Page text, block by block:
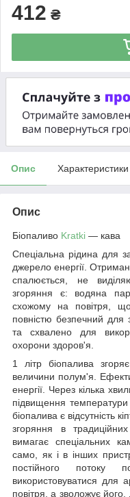
412 ₴
Опис Характеристики
Опис
Біопаливо Kratki — кава
Спеціальна рідина для
джерело енергії.
спалюється, не
згоряння є: водяна
схожому на повітря,
повністю безпечний
та схвалено для
охорони здоров'я.
1 літр біопалива
величини полум'я.
енергії. Через кілька
підвищення
біопалива є відсутність
згоряння в
вимагає спеціальних
само, як і в інших
постійного потоку
використовуватися для
повітря, а зволожує